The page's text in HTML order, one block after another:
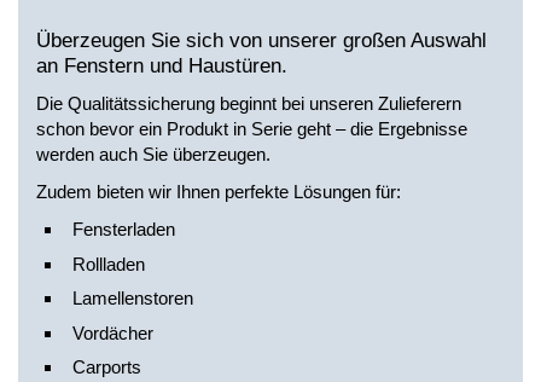
Überzeugen Sie sich von unserer großen Auswahl
an Fenstern und Haustüren.
Die Qualitätssicherung beginnt bei unseren Zulieferern
schon bevor ein Produkt in Serie geht – die Ergebnisse
werden auch Sie überzeugen.
Zudem bieten wir Ihnen perfekte Lösungen für:
Fensterladen
Rollladen
Lamellenstoren
Vordächer
Carports